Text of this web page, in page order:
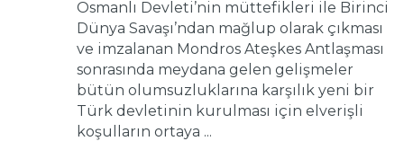
Osmanlı Devleti’nin müttefikleri ile Birinci
Dünya Savaşı’ndan mağlup olarak çıkması
ve imzalanan Mondros Ateşkes Antlaşması
sonrasında meydana gelen gelişmeler
bütün olumsuzluklarına karşılık yeni bir
Türk devletinin kurulması için elverişli
koşulların ortaya ...